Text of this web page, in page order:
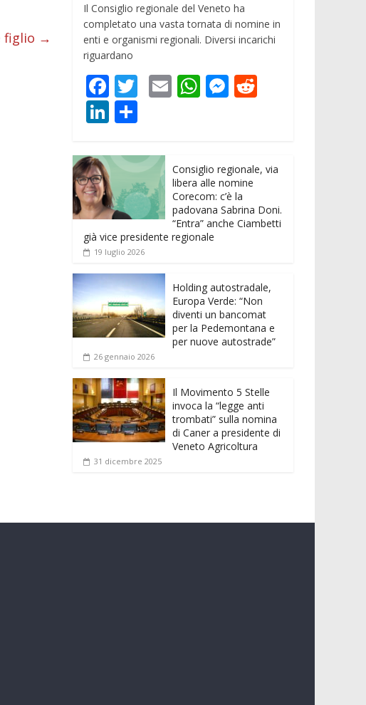
figlio →
Il Consiglio regionale del Veneto ha
completato una vasta tornata di nomine in
enti e organismi regionali. Diversi incarichi
riguardano
F
ac
e
b
o
o
k
T
er
E W
A
p
p
M
n
g
er
t
Li
k
e
dI
n
n
di
vi
di
Consiglio regionale, via
libera alle nomine
Corecom: c’è la
padovana Sabrina Doni.
“Entra” anche Ciambetti
già vice presidente regionale
19 luglio 2026
Holding autostradale,
Europa Verde: “Non
diventi un bancomat
per la Pedemontana e
per nuove autostrade”
26 gennaio 2026
Il Movimento 5 Stelle
invoca la “legge anti
trombati” sulla nomina
di Caner a presidente di
Veneto Agricoltura
31 dicembre 2025